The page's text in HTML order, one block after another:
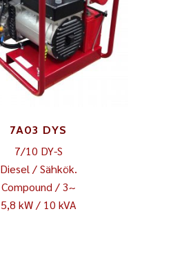
7A03 DYS
7/10 DY-S
Diesel / Sähkök.
Compound / 3~
5,8 kW / 10 kVA